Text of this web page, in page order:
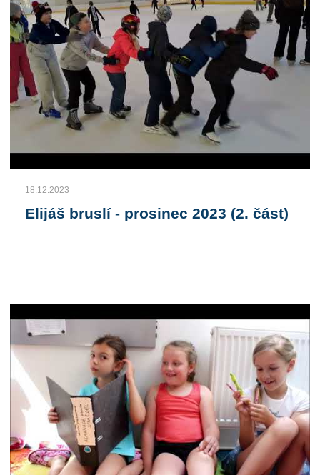
18.12.2023
Elijáš bruslí - prosinec 2023 (2. část)